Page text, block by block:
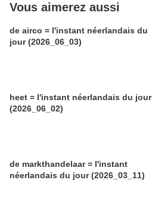
Vous aimerez aussi
de airco = l'instant néerlandais du
jour (2026_06_03)
heet = l'instant néerlandais du jour
(2026_06_02)
de markthandelaar = l'instant
néerlandais du jour (2026_03_11)